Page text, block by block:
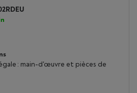
: main-d'œuvre et pièces de